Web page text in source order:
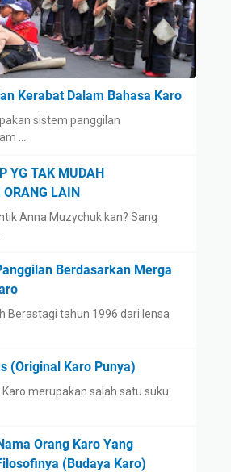
Kerabat Dalam Bahasa Karo
sistem panggilan
…
YG TAK MUDAH
ORANG LAIN
Anna Muzychuk kan? Sang
Berdasarkan Merga
Berastagi tahun 1996 dari lensa
(Original Karo Punya)
Karo merupakan salah satu suku
Orang Karo Yang
(Budaya Karo)